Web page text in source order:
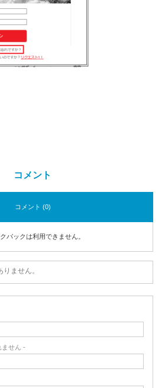
コメント
コメント (0)
バックは利用できません。
ません。
せん -